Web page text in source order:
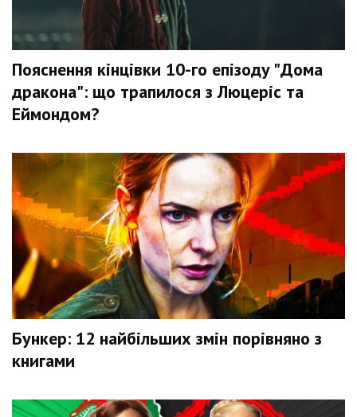
Пояснення кінцівки 10-го епізоду "Дома
дракона": що трапилося з Люцеріс та
Еймондом?
Бункер: 12 найбільших змін порівняно з
книгами